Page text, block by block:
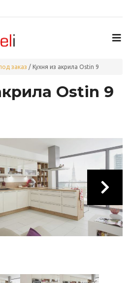
заказ / Кухня из акрила Ostin 9
Ostin 9